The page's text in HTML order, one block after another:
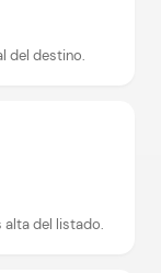
del destino.
alta del listado.